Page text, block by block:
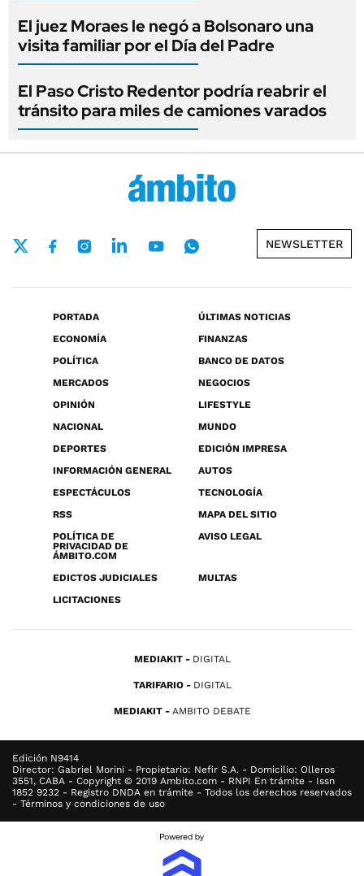
El juez Moraes le negó a Bolsonaro una
visita familiar por el Día del Padre
El Paso Cristo Redentor podría reabrir el
tránsito para miles de camiones varados
NEWSLETTER
PORTADA
ÚLTIMAS NOTICIAS
ECONOMÍA
FINANZAS
POLÍTICA
BANCO DE DATOS
MERCADOS
NEGOCIOS
OPINIÓN
LIFESTYLE
NACIONAL
MUNDO
DEPORTES
EDICIÓN IMPRESA
INFORMACIÓN GENERAL
AUTOS
ESPECTÁCULOS
TECNOLOGÍA
RSS
MAPA DEL SITIO
POLÍTICA DE
PRIVACIDAD DE
ÁMBITO.COM
AVISO LEGAL
EDICTOS JUDICIALES
MULTAS
LICITACIONES
MEDIAKIT DIGITAL
TARIFARIO DIGITAL
MEDIAKIT AMBITO DEBATE
Edición N9414
Director: Gabriel Morini - Propietario: Nefir S.A. - Domicilio: Olleros
3551, CABA - Copyright © 2019 Ambito.com - RNPI En trámite - Issn
1852 9232 - Registro DNDA en trámite - Todos los derechos reservados
- Términos y condiciones de uso